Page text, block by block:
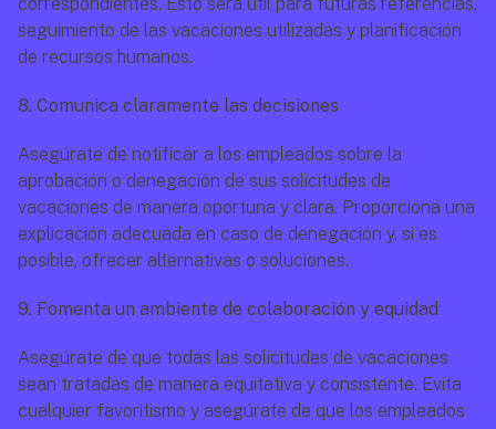
seguimiento de las vacaciones utilizadas y planificación
de recursos humanos.
8. Comunica claramente las decisiones
Asegúrate de notificar a los empleados sobre la
aprobación o denegación de sus solicitudes de
vacaciones de manera oportuna y clara. Proporciona una
explicación adecuada en caso de denegación y, si es
posible, ofrecer alternativas o soluciones.
9. Fomenta un ambiente de colaboración y equidad
Asegúrate de que todas las solicitudes de vacaciones
sean tratadas de manera equitativa y consistente. Evita
cualquier favoritismo y asegúrate de que los empleados